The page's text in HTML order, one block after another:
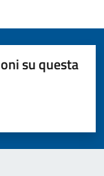
su questa